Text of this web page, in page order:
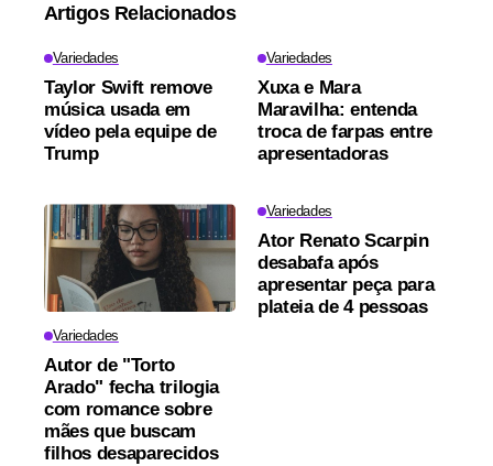
Artigos Relacionados
Variedades
Taylor Swift remove
música usada em
vídeo pela equipe de
Trump
Variedades
Xuxa e Mara
Maravilha: entenda
troca de farpas entre
apresentadoras
Variedades
Autor de "Torto
Arado" fecha trilogia
com romance sobre
mães que buscam
filhos desaparecidos
Variedades
Ator Renato Scarpin
desabafa após
apresentar peça para
plateia de 4 pessoas